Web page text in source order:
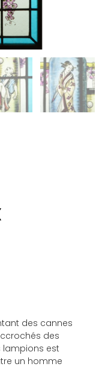
des cannes
des
lampions est
un homme